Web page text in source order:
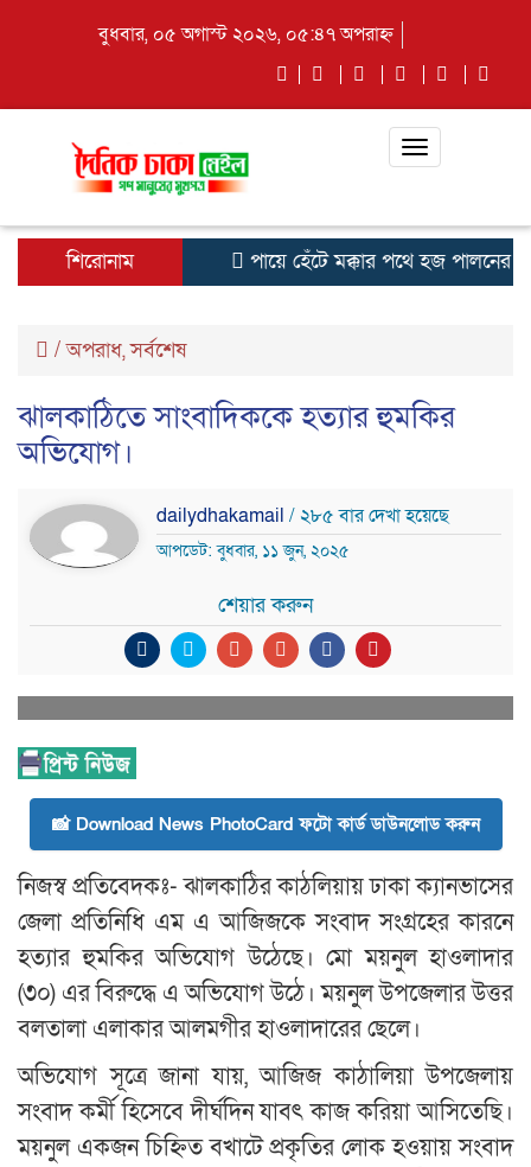
বুধবার, ০৫ অগাস্ট ২০২৬, ০৫:৪৭ অপরাহ্ন
Toggle
শিরোনাম পায়ে হেঁটে মক্কার পথে হজ পালনের
/অপরাধ,সর্বশেষ
ঝালকাঠিতে সাংবাদিককে হত্যার হুমকির
অভিযোগ।
dailydhakamail / ২৮৫ বার দেখা হয়েছে
আপডেট: বুধবার, ১১ জুন, ২০২৫
শেয়ার করুন
📸 Download News PhotoCard ফটো কার্ড ডাউনলোড করুন
নিজস্ব প্রতিবেদকঃ- ঝালকাঠির কাঠলিয়ায় ঢাকা ক্যানভাসের
জেলা প্রতিনিধি এম এ আজিজকে সংবাদ সংগ্রহের কারনে
হত্যার হুমকির অভিযোগ উঠেছে। মো ময়নুল হাওলাদার
(৩০) এর বিরুদ্ধে এ অভিযোগ উঠে। ময়নুল উপজেলার উত্তর
বলতালা এলাকার আলমগীর হাওলাদারের ছেলে।
অভিযোগ সূত্রে জানা যায়, আজিজ কাঠালিয়া উপজেলায়
সংবাদ কর্মী হিসেবে দীর্ঘদিন যাবৎ কাজ করিয়া আসিতেছি।
ময়নুল একজন চিহ্নিত বখাটে প্রকৃতির লোক হওয়ায় সংবাদ